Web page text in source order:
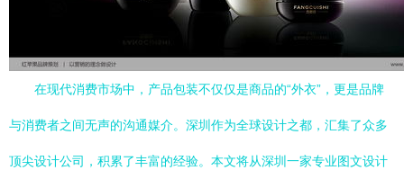
在现代消费市场中，产品包装不仅仅是商品的“外衣”，更是品牌
与消费者之间无声的沟通媒介。深圳作为全球设计之都，汇集了众多
顶尖设计公司，积累了丰富的经验。本文将从深圳一家专业图文设计